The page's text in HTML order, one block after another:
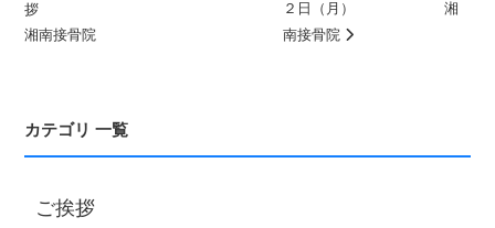
拶
湘南接骨院
２日（月） 湘
南接骨院
カテゴリ 一覧
ご挨拶